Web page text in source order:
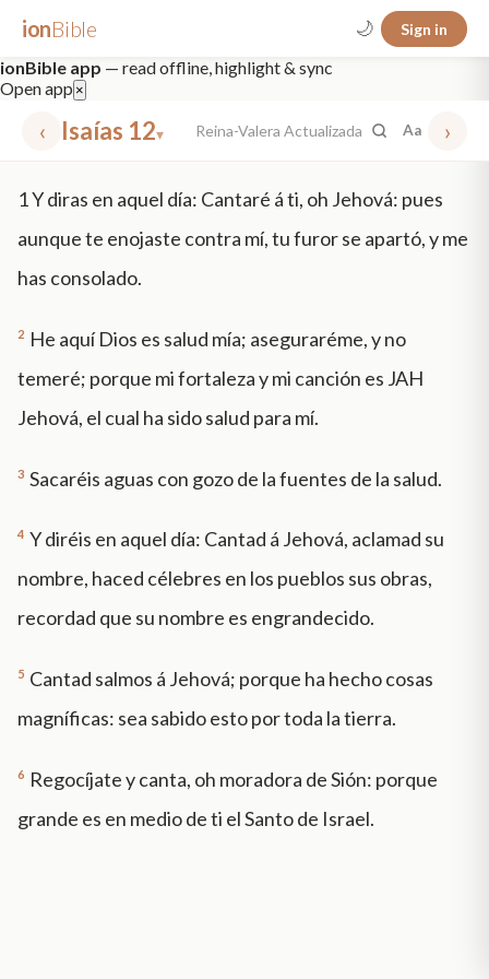
ionBible 🌙 Sign in
ionBible app — read offline, highlight & sync
Open app ×
‹ Isaías 12▾ Reina-Valera Actualizada Aa ›
nt faith "peace that passeth" grace -law
1Y diras en aquel día: Cantaré á ti, oh Jehová: pues
aunque te enojaste contra mí, tu furor se apartó, y me
has consolado.
2 He aquí Dios es salud mía; aseguraréme, y no
temeré; porque mi fortaleza y mi canción es JAH
Jehová, el cual ha sido salud para mí.
3 Sacaréis aguas con gozo de la fuentes de la salud.
4 Y diréis en aquel día: Cantad á Jehová, aclamad su
nombre, haced célebres en los pueblos sus obras,
recordad que su nombre es engrandecido.
5 Cantad salmos á Jehová; porque ha hecho cosas
magníficas: sea sabido esto por toda la tierra.
6 Regocíjate y canta, oh moradora de Sión: porque
grande es en medio de ti el Santo de Israel.